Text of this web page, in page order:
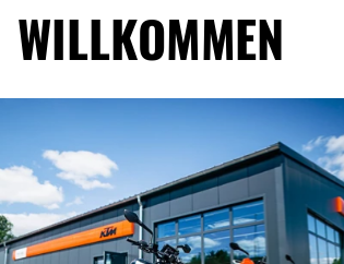
WILLKOMMEN